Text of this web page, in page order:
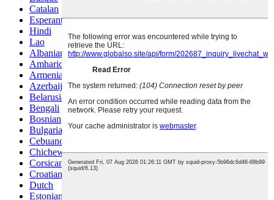
Catalan
Esperanto
Hindi
Lao
Albanian
Amharic
Armenian
Azerbaijani
Belarusian
Bengali
Bosnian
Bulgarian
Cebuano
Chichewa
Corsican
Croatian
Dutch
Estonian